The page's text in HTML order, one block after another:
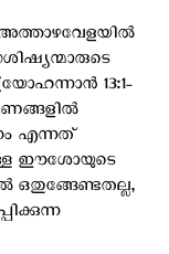
13:1-
എന്നത്
ഈശോയുടെ
ഒതുങ്ങേണ്ടതല്ല,